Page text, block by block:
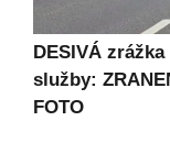
DESIVÁ
služby:
FOTO